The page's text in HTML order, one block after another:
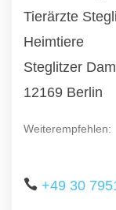
Tierärzte
Heimtiere
Steglitzer
12169 Berlin
Weiterempfehlen:
+49 30